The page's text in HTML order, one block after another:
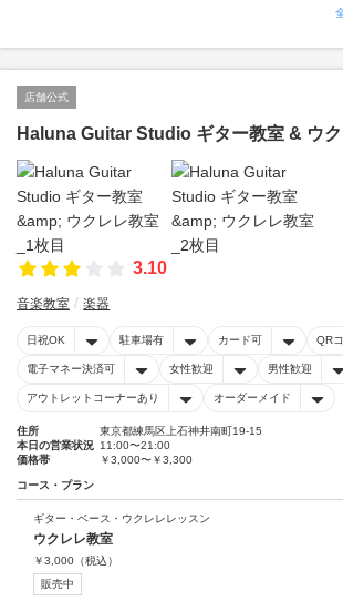
店舗公式
Haluna Guitar Studio ギター教室 & ウ
3.10
音楽教室 楽器
日祝OK 駐車場有 カード可 QR
電子マネー決済可 女性歓迎 男性歓迎
アウトレットコーナーあり オーダーメイド
住所
東京都練馬区上石神井南町19-15
本日の営業状況 11:00〜21:00
価格帯
￥3,000〜￥3,300
コース・プラン
ギター・ベース・ウクレレレッスン
ウクレレ教室
￥3,000 （税込）
販売中